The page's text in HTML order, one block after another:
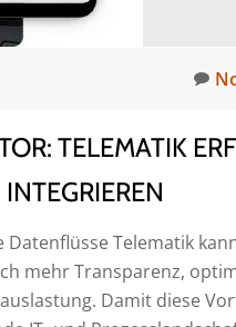
TELEMATIK
Telematik
mehr Transparenz,
Damit diese